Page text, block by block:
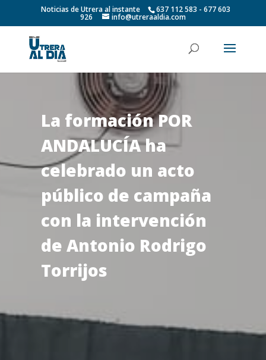
Noticias de Utrera al instante 637 112 583 - 677 603
926 info@utreraaldia.com
La formación POR
ANDALUCÍA ha
celebrado un acto
público de campaña
con la intervención
de Antonio Rodrigo
Torrijos